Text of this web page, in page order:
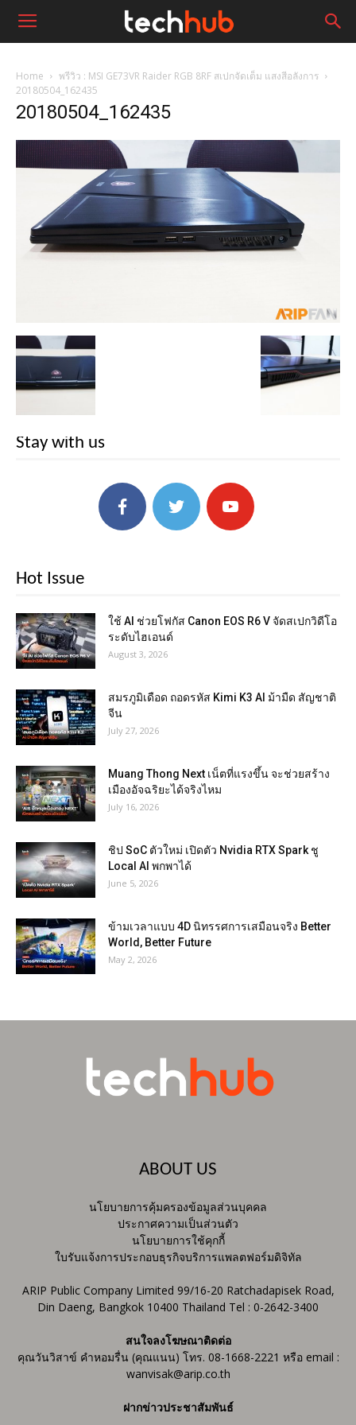
Home
พรีวิว : MSI GE73VR Raider RGB 8RF สเปกจัดเต็ม แสงสีอลังการ
20180504_162435
20180504_162435
Stay with us
Hot Issue
ใช้ AI ช่วยโฟกัส Canon EOS R6 V จัดสเปกวิดีโอ
ระดับไฮเอนด์
August 3, 2026
สมรภูมิเดือด ถอดรหัส Kimi K3 AI ม้ามืด สัญชาติ
จีน
July 27, 2026
Muang Thong Next เน็ตที่แรงขึ้น จะช่วยสร้าง
เมืองอัจฉริยะได้จริงไหม
July 16, 2026
ชิป SoC ตัวใหม่ เปิดตัว Nvidia RTX Spark ชู
Local AI พกพาได้
June 5, 2026
ข้ามเวลาแบบ 4D นิทรรศการเสมือนจริง Better
World, Better Future
May 2, 2026
ABOUT US
นโยบายการคุ้มครองข้อมูลส่วนบุคคล
ประกาศความเป็นส่วนตัว
นโยบายการใช้คุกกี้
ใบรับแจ้งการประกอบธุรกิจบริการแพลตฟอร์มดิจิทัล
ARIP Public Company Limited 99/16-20 Ratchadapisek Road,
Din Daeng, Bangkok 10400 Thailand Tel : 0-2642-3400
สนใจลงโฆษณาติดต่อ
คุณวันวิสาข์ คำหอมรื่น (คุณแนน) โทร. 08-1668-2221 หรือ email :
wanvisak@arip.co.th
ฝากข่าวประชาสัมพันธ์